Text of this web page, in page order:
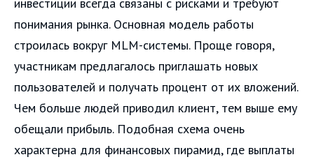
понимания рынка. Основная модель работы
строилась вокруг MLM-системы. Проще говоря,
участникам предлагалось приглашать новых
пользователей и получать процент от их вложений.
Чем больше людей приводил клиент, тем выше ему
обещали прибыль. Подобная схема очень
характерна для финансовых пирамид, где выплаты